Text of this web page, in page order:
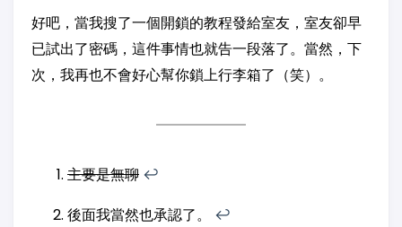
好吧，當我搜了一個開鎖的教程發給室友，室友卻早
已試出了密碼，這件事情也就告一段落了。當然，下
次，我再也不會好心幫你鎖上行李箱了（笑）。
主要是無聊 ↩︎
後面我當然也承認了。 ↩︎